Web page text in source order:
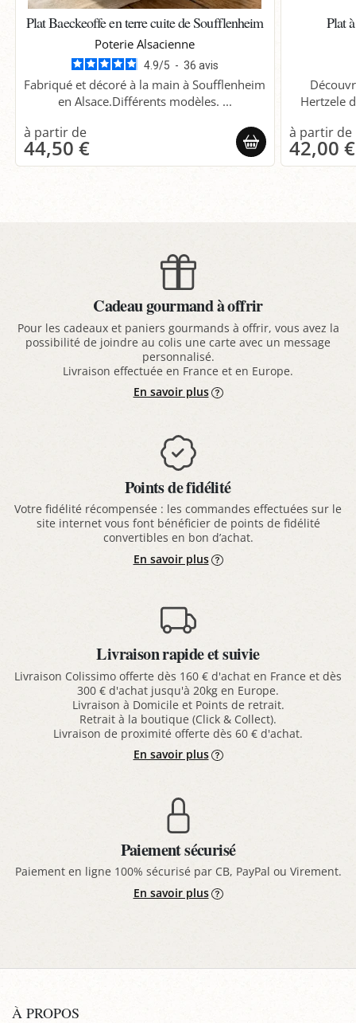
Plat Baeckeoffe en terre cuite de Soufflenheim
Poterie Alsacienne
4.9/5 - 36 avis
Fabriqué et décoré à la main à Soufflenheim
en Alsace.Différents modèles. ...
44,50 €
Plat
Hertzele
42,00 €
Cadeau gourmand à offrir
Pour les cadeaux et paniers gourmands à offrir, vous avez la
possibilité de joindre au colis une carte avec un message
personnalisé.
Livraison effectuée en France et en Europe.
En savoir plus
Points de fidélité
Votre fidélité récompensée : les commandes effectuées sur le
site internet vous font bénéficier de points de fidélité
convertibles en bon d’achat.
En savoir plus
Livraison rapide et suivie
Livraison Colissimo offerte dès 160 € d'achat en France et dès
300 € d'achat jusqu'à 20kg en Europe.
Livraison à Domicile et Points de retrait.
Retrait à la boutique (Click & Collect).
Livraison de proximité offerte dès 60 € d'achat.
En savoir plus
Paiement sécurisé
Paiement en ligne 100% sécurisé par CB, PayPal ou Virement.
En savoir plus
À PROPOS